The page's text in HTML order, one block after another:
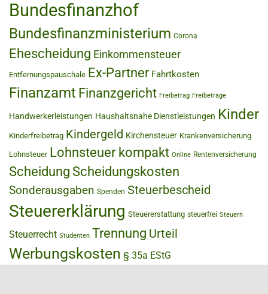
Bundesfinanzhof
Bundesfinanzministerium Corona
Ehescheidung Einkommensteuer
Entfernungspauschale Ex-Partner Fahrtkosten
Finanzamt Finanzgericht Freibetrag Freibeträge
Handwerkerleistungen Haushaltsnahe Dienstleistungen Kinder
Kinderfreibetrag Kindergeld Kirchensteuer Krankenversicherung
Lohnsteuer Lohnsteuer kompakt Online Rentenversicherung
Scheidung Scheidungskosten
Sonderausgaben Spenden Steuerbescheid
Steuererklärung Steuererstattung steuerfrei Steuern
Steuerrecht Studenten Trennung Urteil
Werbungskosten § 35a EStG